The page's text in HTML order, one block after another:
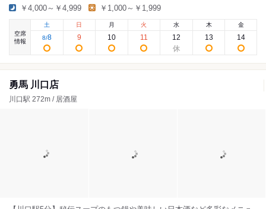
￥4,000～￥4,999 ￥1,000～￥1,999
空席
情報
土
8/8
日
9
月
10
火
11
水
12
木
13
金
14
勇馬 川口店
川口駅 272m / 居酒屋